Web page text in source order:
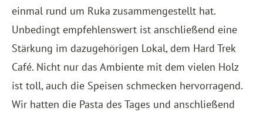
einmal rund um Ruka zusammengestellt hat.
Unbedingt empfehlenswert ist anschließend eine
Stärkung im dazugehörigen Lokal, dem Hard Trek
Café. Nicht nur das Ambiente mit dem vielen Holz
ist toll, auch die Speisen schmecken hervorragend.
Wir hatten die Pasta des Tages und anschließend